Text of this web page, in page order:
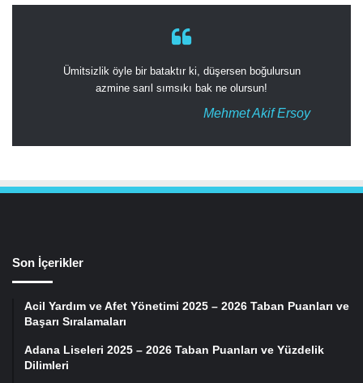
Ümitsizlik öyle bir bataktır ki, düşersen boğulursun
azmine sarıl sımsıkı bak ne olursun!
Mehmet Akif Ersoy
Son İçerikler
Acil Yardım ve Afet Yönetimi 2025 – 2026 Taban Puanları ve
Başarı Sıralamaları
Adana Liseleri 2025 – 2026 Taban Puanları ve Yüzdelik
Dilimleri